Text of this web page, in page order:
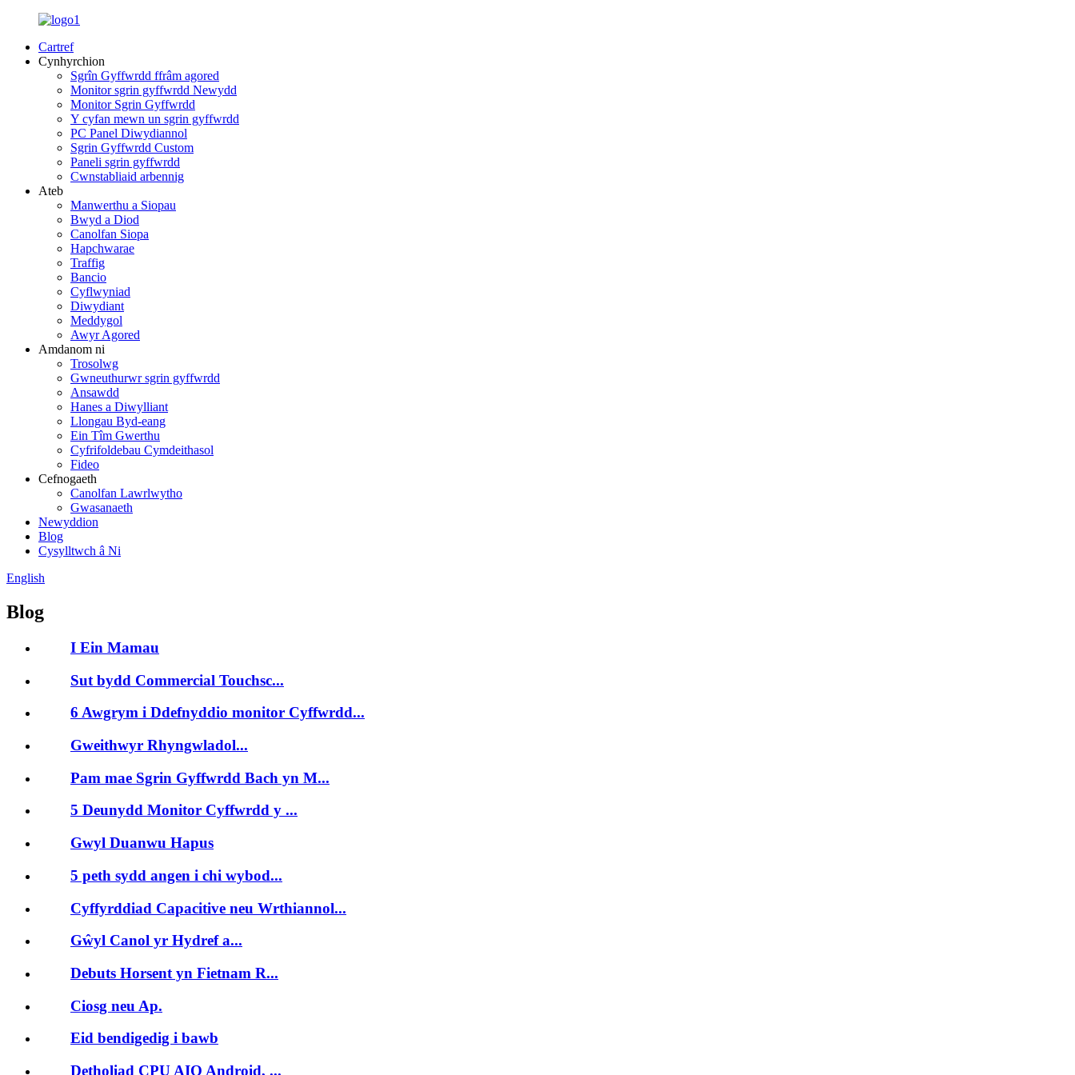
Cartref
Cynhyrchion
Sgrîn Gyffwrdd ffrâm agored
Monitor sgrin gyffwrdd Newydd
Monitor Sgrin Gyffwrdd
Y cyfan mewn un sgrin gyffwrdd
PC Panel Diwydiannol
Sgrin Gyffwrdd Custom
Paneli sgrin gyffwrdd
Cwnstabliaid arbennig
Ateb
Manwerthu a Siopau
Bwyd a Diod
Canolfan Siopa
Hapchwarae
Traffig
Bancio
Cyflwyniad
Diwydiant
Meddygol
Awyr Agored
Amdanom ni
Trosolwg
Gwneuthurwr sgrin gyffwrdd
Ansawdd
Hanes a Diwylliant
Llongau Byd-eang
Ein Tîm Gwerthu
Cyfrifoldebau Cymdeithasol
Fideo
Cefnogaeth
Canolfan Lawrlwytho
Gwasanaeth
Newyddion
Blog
Cysylltwch â Ni
English
Blog
I Ein Mamau
Sut bydd Commercial Touchsc...
6 Awgrym i Ddefnyddio monitor Cyffwrdd...
Gweithwyr Rhyngwladol...
Pam mae Sgrin Gyffwrdd Bach yn M...
5 Deunydd Monitor Cyffwrdd y ...
Gwyl Duanwu Hapus
5 peth sydd angen i chi wybod...
Cyffyrddiad Capacitive neu Wrthiannol...
Gŵyl Canol yr Hydref a...
Debuts Horsent yn Fietnam R...
Ciosg neu Ap.
Eid bendigedig i bawb
Detholiad CPU AIO Android, ...